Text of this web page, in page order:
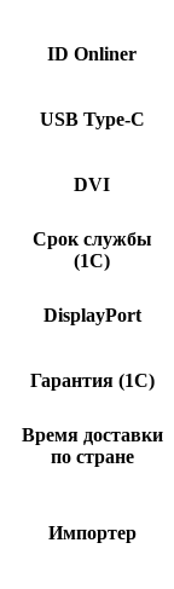
ID Onliner
USB Type-C
DVI
Срок службы
(1С)
DisplayPort
Гарантия (1С)
Время доставки
по стране
Импортер